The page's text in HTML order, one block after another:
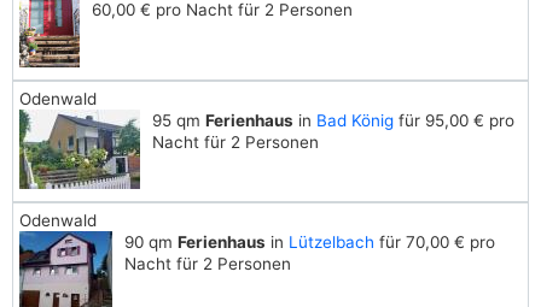
60,00 € pro Nacht für 2 Personen
Odenwald
95 qm Ferienhaus in Bad König für 95,00 € pro
Nacht für 2 Personen
Odenwald
90 qm Ferienhaus in Lützelbach für 70,00 € pro
Nacht für 2 Personen